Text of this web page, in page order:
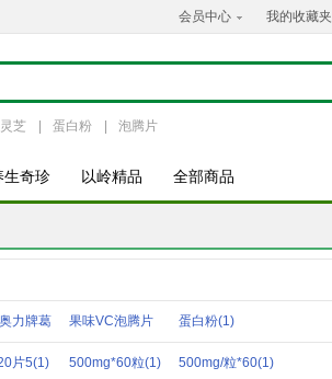
会员中心 我的收藏夹
灵芝 蛋白粉 泡腾片
生奇珍 以岭精品 全部商品
力牌葛
(1)
果味VC泡腾片
（甜橙(1)
蛋白粉(1)
片5(1) 500mg*60粒(1) 500mg/粒*60(1)